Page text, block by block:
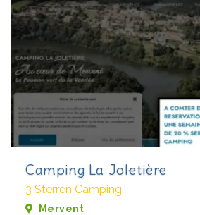
Camping La Joletière
3 Sterren Camping
Mervent